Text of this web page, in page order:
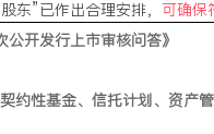
东”已作出合理安排，可确保
公开发行上市审核问答》
约性基金、信托计划、资产